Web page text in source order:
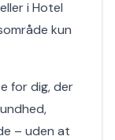
i Hotel
kun
for dig, der
– uden at